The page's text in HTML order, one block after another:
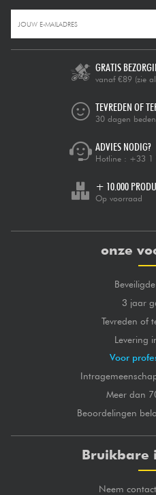
GRATIS
vanaf €89 (zie
TEVREDEN OF
30 dagen
ADVIES NODIG?
Hotline : +33 1
+ 10.000
Op voorraad
onze
3 jaar
Tevreden of
Levering
Voor
Meer dan
Beoordelingen
Bruikbare
Neem